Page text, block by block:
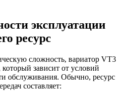
эксплуатации
ресурс
сложность, вариатор VT3
зависит от условий
обслуживания. Обычно, ресурс
составляет: